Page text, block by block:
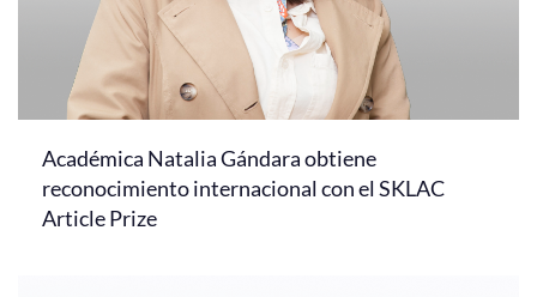
Académica Natalia Gándara obtiene
reconocimiento internacional con el SKLAC
Article Prize